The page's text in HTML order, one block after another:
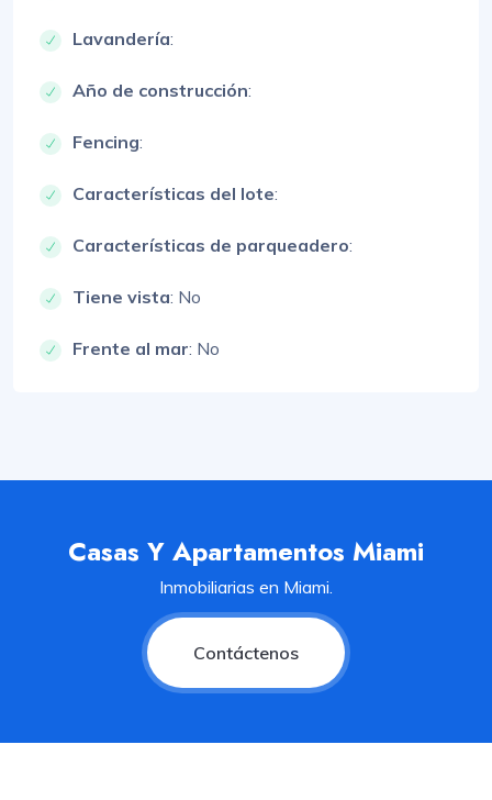
Lavandería:
Año de construcción:
Fencing:
Características del lote:
Características de parqueadero:
Tiene vista: No
Frente al mar: No
Casas Y Apartamentos Miami
Inmobiliarias en Miami.
Contáctenos